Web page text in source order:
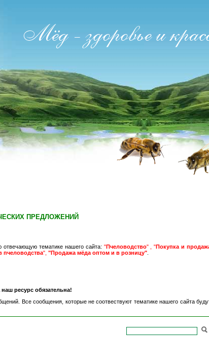
ПРЕДЛОЖЕНИЙ
тематике нашего сайта: "Пчеловодство" , "Покупка и
пчеловодства", "Продажа мёда оптом и в розницу"
ресурс обязательна!
Все сообщения, которые не соотвествуют тематике нашего сайта